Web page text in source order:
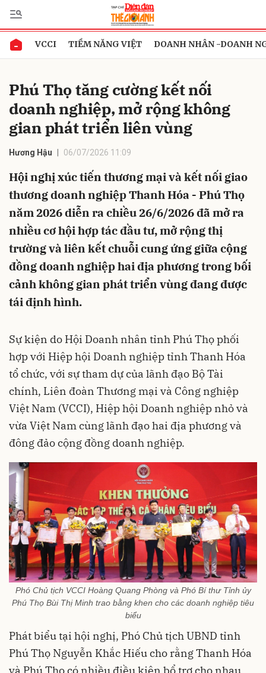
VCCI TIỀM NĂNG VIỆT DOANH NHÂN -DOANH
Phú Thọ tăng cường kết nối
doanh nghiệp, mở rộng không
gian phát triển liên vùng
Hương Hậu 06/07/2026 11:09
Hội nghị xúc tiến thương mại và kết nối giao
thương doanh nghiệp Thanh Hóa - Phú Thọ
năm 2026 diễn ra chiều 26/6/2026 đã mở ra
nhiều cơ hội hợp tác đầu tư, mở rộng thị
trường và liên kết chuỗi cung ứng giữa cộng
đồng doanh nghiệp hai địa phương trong bối
cảnh không gian phát triển vùng đang được
tái định hình.
Sự kiện do Hội Doanh nhân tỉnh Phú Thọ phối
hợp với Hiệp hội Doanh nghiệp tỉnh Thanh Hóa
tổ chức, với sự tham dự của lãnh đạo Bộ Tài
chính, Liên đoàn Thương mại và Công nghiệp
Việt Nam (VCCI), Hiệp hội Doanh nghiệp nhỏ và
vừa Việt Nam cùng lãnh đạo hai địa phương và
đông đảo cộng đồng doanh nghiệp.
Phó Chủ tịch VCCI Hoàng Quang Phòng và Phó Bí thư Tỉnh ủy
Phú Thọ Bùi Thị Minh trao bằng khen cho các doanh nghiệp tiêu
biểu
Phát biểu tại hội nghị, Phó Chủ tịch UBND tỉnh
Phú Thọ Nguyễn Khắc Hiếu cho rằng Thanh Hóa
Gửi bình luận
Hủy Gửi